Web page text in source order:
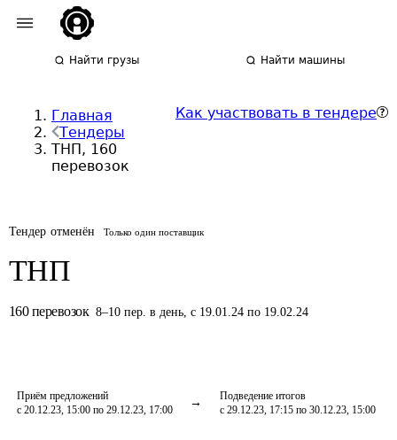
Найти грузы Найти машины
Главная
Тендеры
ТНП, 160
перевозок
Как участвовать в тендере
Тендер отменён Только один поставщик
ТНП
160 перевозок 8–10 пер. в день,с 19.01.24 по 19.02.24
Приём предложений
с 20.12.23, 15:00 по 29.12.23, 17:00
Подведение итогов
с 29.12.23, 17:15 по 30.12.23, 15:00